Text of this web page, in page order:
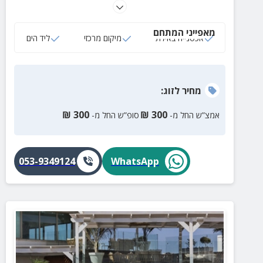
מאפייני המתחם
אכסנייה באילת מיקום מרכזי ליד הים
מחירלזוג:
אמצ”ש החל מ- 300
₪ סופ”ש החל מ- 300
₪
WhatsApp
053-9349124